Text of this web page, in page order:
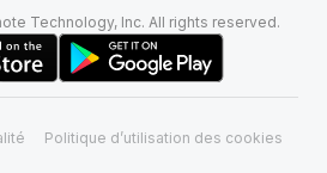
Technology, Inc. All rights reserved.
Politique d’utilisation des cookies